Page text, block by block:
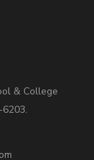
& College